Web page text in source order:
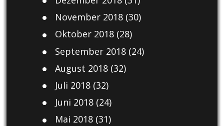
November 2018(30)
Oktober 2018(28)
September 2018(24)
August 2018(32)
Juli 2018(32)
Juni 2018(24)
Mai 2018(31)